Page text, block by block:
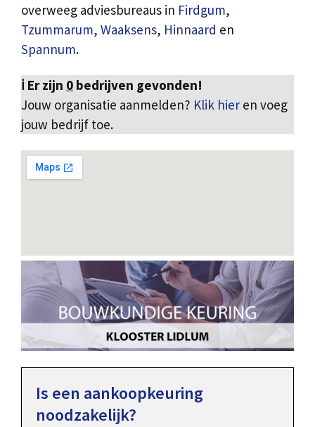
overweeg adviesbureaus in Firdgum,
Tzummarum, Waaksens, Hinnaard en
Spannum.
ℹ️ Er zijn 0 bedrijven gevonden!
Jouw organisatie aanmelden? Klik hier en voeg
jouw bedrijf toe.
Is een aankoopkeuring
noodzakelijk?